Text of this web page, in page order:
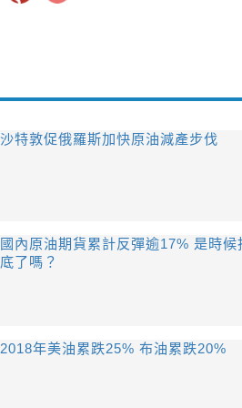
​沙特敦促俄羅斯加快原油減產步伐
國內原油期貨累計反彈逾17% 是時候
底了嗎？
2018年美油累跌25% 布油累跌20%